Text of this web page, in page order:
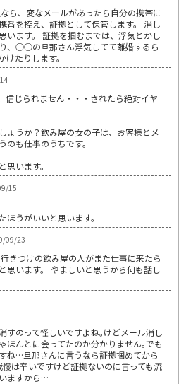
ら、変なメールがあったら自分の携帯に
番を控え、証拠として保管します。 消し
います。 証拠を掴むまでは、浮気とかし
、○○の旦那さん浮気してて離婚するら
けたりします。
信じられません・・・されたら絶対イヤ
ょうか？飲み屋の女の子は、お客様とメ
のも仕事のうちです。
思います。
15
ほうがいいと思います。
09/23
きつけの飲み屋の人がまた仕事に来たら
思います。 やましいと思うから何も話し
すのって怪しいですよね｡けどメール消し
ほんとに会ってたのか分かりません｡でも
ね…旦那さんに言うなら証拠掴めてから
は辛いですけど証拠ないのに言っても流
ますから…